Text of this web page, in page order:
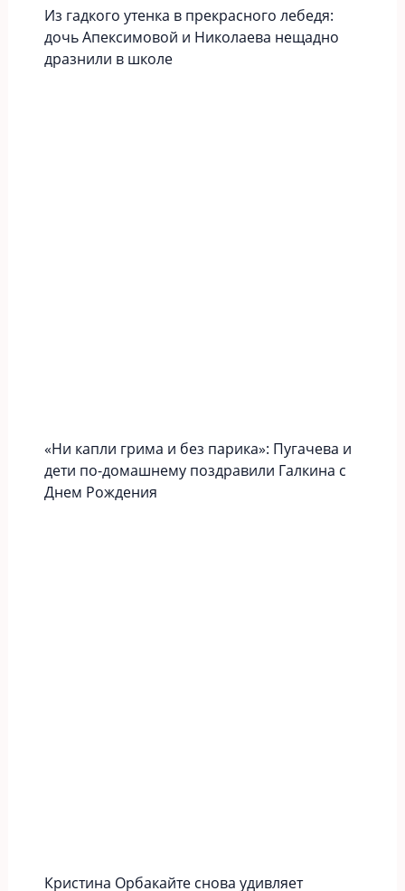
Из гадкого утенка в прекрасного лебедя:
дочь Апексимовой и Николаева нещадно
дразнили в школе
«Ни капли грима и без парика»: Пугачева и
дети по-домашнему поздравили Галкина с
Днем Рождения
Кристина Орбакайте снова удивляет